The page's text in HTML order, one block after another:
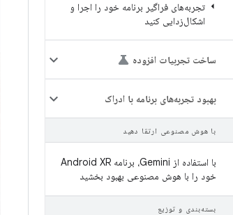
تجربه‌های فراگیر برنامه خود را اجرا و
اشکال‌زدایی کنید
ساخت تجربیات افزوده
بهبود تجربه‌های برنامه با ادراک
با هوش مصنوعی ارتقا دهید
با استفاده از Gemini، برنامه Android XR
خود را با هوش مصنوعی بهبود بخشید
بسته‌بندی و توزیع